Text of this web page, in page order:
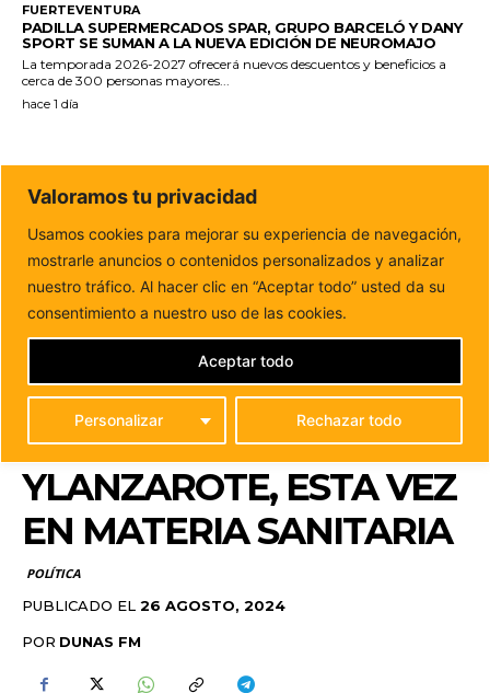
FUERTEVENTURA
PADILLA SUPERMERCADOS SPAR, GRUPO BARCELÓ Y DANY
SPORT SE SUMAN A LA NUEVA EDICIÓN DE NEUROMAJO
La temporada 2026-2027 ofrecerá nuevos descuentos y beneficios a
cerca de 300 personas mayores...
hace 1 día